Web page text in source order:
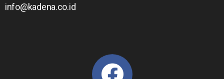
info@kadena.co.id